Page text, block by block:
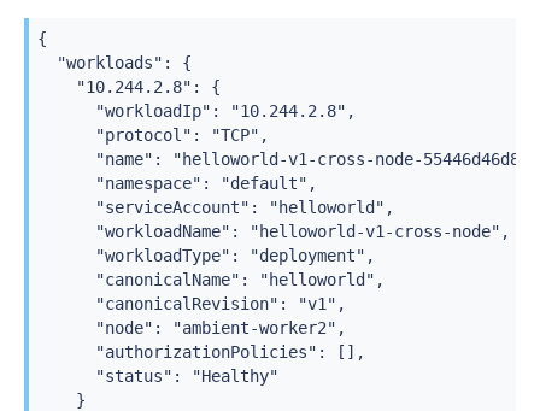
{
  "workloads": {
    "10.244.2.8": {
      "workloadIp": "10.244.2.8",
      "protocol": "TCP",
"name": "helloworld-v1-cross-node-55446d46d8-
      "namespace": "default",
      "serviceAccount": "helloworld",
      "workloadName": "helloworld-v1-cross-node",
      "workloadType": "deployment",
      "canonicalName": "helloworld",
      "canonicalRevision": "v1",
      "node": "ambient-worker2",
      "authorizationPolicies": [],
      "status": "Healthy"
    }